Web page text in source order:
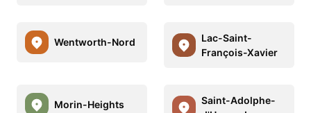
Wentworth-Nord
Lac-Saint-
François-Xavier
Morin-Heights
Saint-Adolphe-